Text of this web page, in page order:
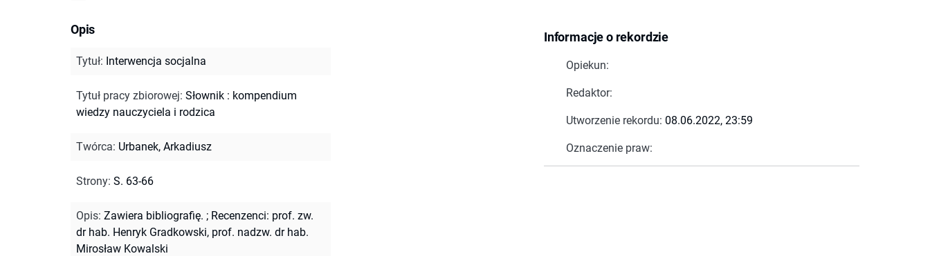
Informacje o rekordzie
Opiekun:
Redaktor:
Utworzenie rekordu: 08.06.2022, 23:59
Oznaczenie praw:
Opis
Tytuł: Interwencja socjalna
Tytuł pracy zbiorowej: Słownik : kompendium
wiedzy nauczyciela i rodzica
Twórca: Urbanek, Arkadiusz
Strony: S. 63-66
Opis: Zawiera bibliografię. ; Recenzenci: prof. zw.
dr hab. Henryk Gradkowski, prof. nadzw. dr hab.
Mirosław Kowalski